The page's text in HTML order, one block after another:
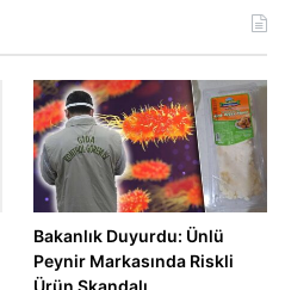
Bakanlık Duyurdu: Ünlü
Peynir Markasında Riskli